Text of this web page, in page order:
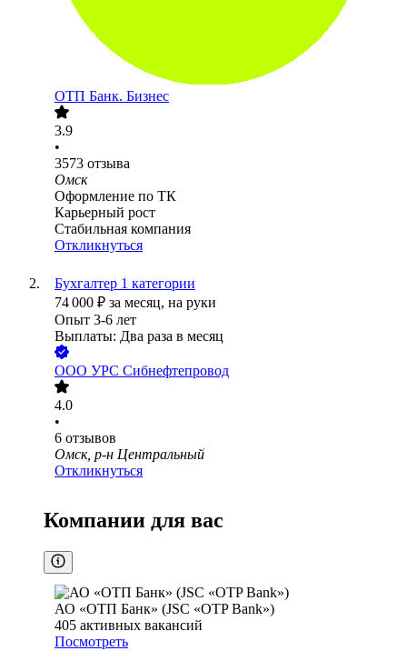
ОТП Банк. Бизнес
3.9
•
3573 отзыва
Омск
Оформление по ТК
Карьерный рост
Стабильная компания
Откликнуться
Бухгалтер 1 категории
74 000 ₽ за месяц, на руки
Опыт 3-6 лет
Выплаты: Два раза в месяц
ООО УРС Сибнефтепровод
4.0
•
6 отзывов
Омск, р-н Центральный
Откликнуться
Компании для вас
АО «ОТП Банк» (JSC «OTP Bank»)
405 активных вакансий
Посмотреть